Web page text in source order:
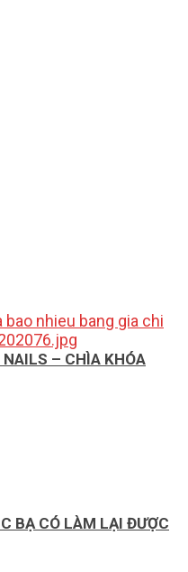
– CHÌA KHÓA
BẠ CÓ LÀM LẠI ĐƯỢC